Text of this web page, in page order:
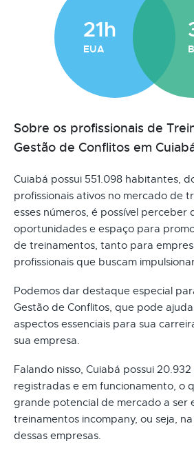
21h
EUA
Sobre os profissionais de
Gestão de Conflitos em
Cuiabá possui 551.098 habitantes,
profissionais ativos no mercado de
esses números, é possível perceber
oportunidades e espaço para
de treinamentos, tanto para
profissionais que buscam
Podemos dar destaque especial
Gestão de Conflitos, que pode
aspectos essenciais para sua
sua empresa.
Falando nisso, Cuiabá possui
registradas e em funcionamento, o
grande potencial de mercado a ser
treinamentos incompany, ou seja,
dessas empresas.